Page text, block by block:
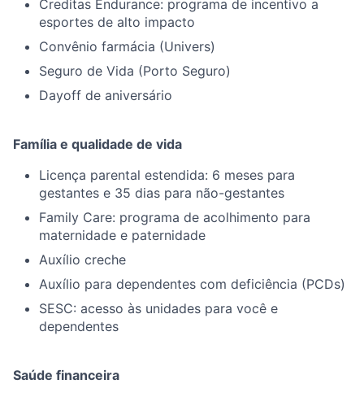
Creditas Endurance: programa de incentivo a
esportes de alto impacto
Convênio farmácia (Univers)
Seguro de Vida (Porto Seguro)
Dayoff de aniversário
Família e qualidade de vida
Licença parental estendida: 6 meses para
gestantes e 35 dias para não-gestantes
Family Care: programa de acolhimento para
maternidade e paternidade
Auxílio creche
Auxílio para dependentes com deficiência (PCDs)
SESC: acesso às unidades para você e
dependentes
Saúde financeira